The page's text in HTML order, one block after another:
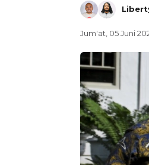
Jum'at, 05 Juni